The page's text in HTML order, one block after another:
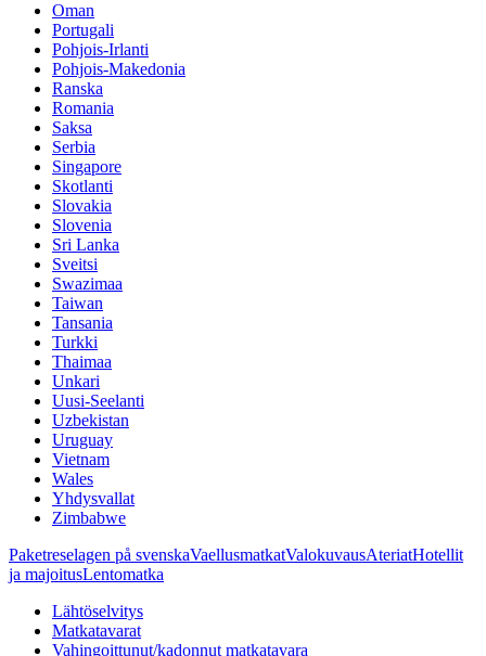
Oman
Portugali
Pohjois-Irlanti
Pohjois-Makedonia
Ranska
Romania
Saksa
Serbia
Singapore
Skotlanti
Slovakia
Slovenia
Sri Lanka
Sveitsi
Swazimaa
Taiwan
Tansania
Turkki
Thaimaa
Unkari
Uusi-Seelanti
Uzbekistan
Uruguay
Vietnam
Wales
Yhdysvallat
Zimbabwe
Paketreselagen på svenskaVaellusmatkatValokuvausAteriatHotellit
ja majoitusLentomatka
Lähtöselvitys
Matkatavarat
Vahingoittunut/kadonnut matkatavara